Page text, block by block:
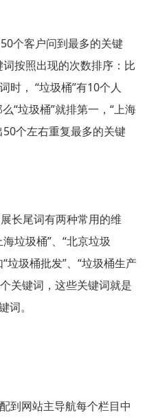
个客户问到最多的关键
按照出现的次数排序：比
时， “垃圾桶”有10个人
“垃圾桶”就排第一，“上海
个左右重复最多的关键
长尾词有两种常用的维
垃圾桶”、“北京垃圾
垃圾桶批发”、“垃圾桶生产
关键词，这些关键词就是
词。
到网站主导航每个栏目中